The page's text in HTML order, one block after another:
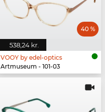
538,24 kr.
40 %
VOOY by edel-optics
Artmuseum - 101-03